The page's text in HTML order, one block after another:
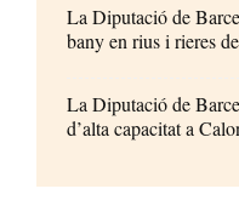
La Diputació de
bany en rius i rieres
La Diputació de
d’alta capacitat a